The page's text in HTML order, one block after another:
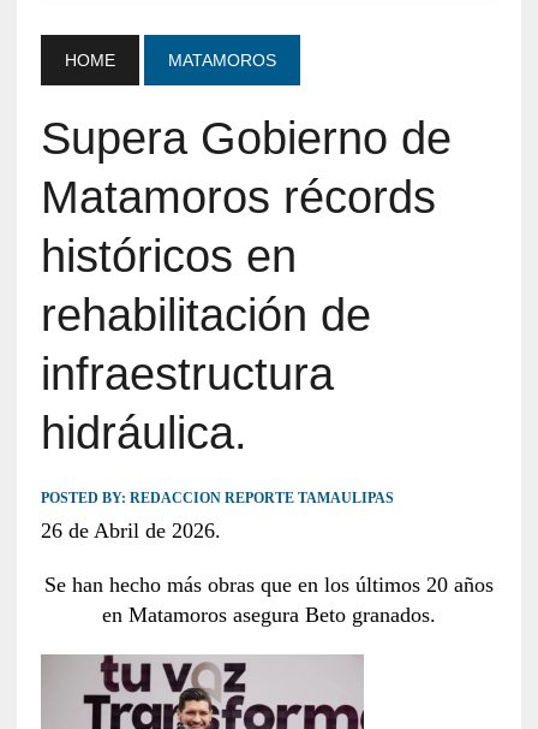
HOME MATAMOROS
Supera Gobierno de
Matamoros récords
históricos en
rehabilitación de
infraestructura
hidráulica.
POSTED BY: REDACCION REPORTE TAMAULIPAS
26 de Abril de 2026.
Se han hecho más obras que en los últimos 20 años
en Matamoros asegura Beto granados.